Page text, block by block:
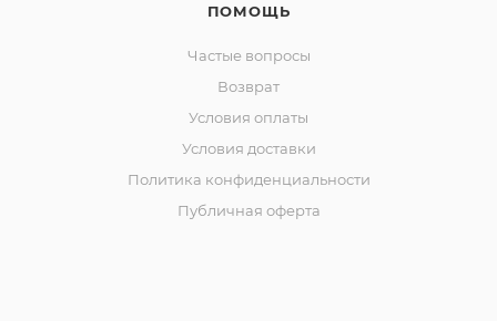
ПОМОЩЬ
Частые вопросы
Возврат
Условия оплаты
Условия доставки
Политика конфиденциальности
Публичная оферта